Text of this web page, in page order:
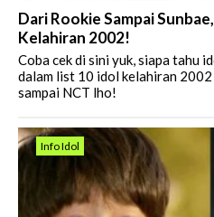
Dari Rookie Sampai
Kelahiran 2002!
Coba cek di sini yuk, siapa tahu
dalam list 10 idol kelahiran
sampai NCT lho!
Info Idol